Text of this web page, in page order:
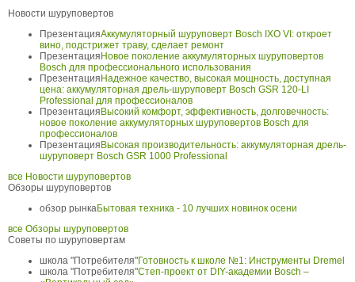
Новости шуруповертов
ПрезентацияАккумуляторный шуруповерт Bosch IXO VI: откроет
вино, подстрижет траву, сделает ремонт
Презентация Новое поколение аккумуляторных шуруповертов
Bosch для профессионального использования
Презентация Надежное качество, высокая мощность, доступная
цена: аккумуляторная дрель-шуруповерт Bosch GSR 120-LI
Professional для профессионалов
Презентация Высокий комфорт, эффективность, долговечность:
новое поколение аккумуляторных шуруповертов Bosch для
профессионалов
Презентация Высокая производительность: аккумуляторная дрель-
шуруповерт Bosch GSR 1000 Professional
все Новости шуруповертов
Обзоры шуруповертов
обзор рынкаБытовая техника - 10 лучших новинок осени
все Обзоры шуруповертов
Советы по шуруповертам
школа "Потребителя"Готовность к школе №1: Инструменты Dremel
школа "Потребителя"Степ-проект от DIY-академии Bosch –